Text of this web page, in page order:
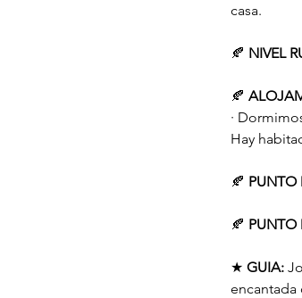
casa.
🍂 NIVEL
🍂
·
Hay
🍂 PUNTO
🍂 PUNTO
★ GUIA:
encantada